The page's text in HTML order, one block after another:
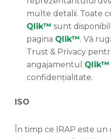
multe detalii. Toate
Qlik™ sunt
pagina Qlik™. Vă
Trust & Privacy
angajamentul Qlik™
confidențialitate.
ISO
În timp ce IRAP este